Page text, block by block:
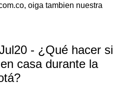
oiga tambien nuestra
- ¿Qué hacer si
casa durante la